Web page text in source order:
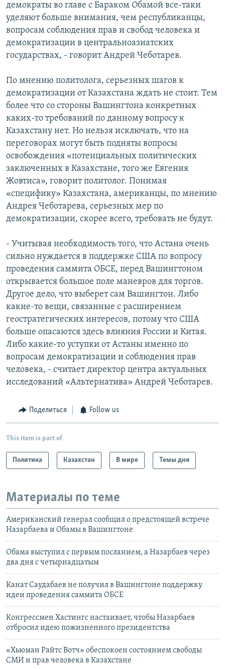
демократы во главе с Бараком Обамой все-таки
уделяют больше внимания, чем республиканцы,
вопросам соблюдения прав и свобод человека и
демократизации в центральноазиатских
государствах, - говорит Андрей Чеботарев.
По мнению политолога, серьезных шагов к
демократизации от Казахстана ждать не стоит. Тем
более что со стороны Вашингтона конкретных
каких-то требований по данному вопросу к
Казахстану нет. Но нельзя исключать, что на
переговорах могут быть подняты вопросы
освобождения «потенциальных политических
заключенных в Казахстане, того же Евгения
Жовтиса», говорит политолог. Понимая
«специфику» Казахстана, американцы, по мнению
Андрея Чеботарева, серьезных мер по
демократизации, скорее всего, требовать не будут.
- Учитывая необходимость того, что Астана очень
сильно нуждается в поддержке США по вопросу
проведения саммита ОБСЕ, перед Вашингтоном
открывается большое поле маневров для торгов.
Другое дело, что выберет сам Вашингтон. Либо
какие-то вещи, связанные с расширением
геостратегических интересов, потому что США
больше опасаются здесь влияния России и Китая.
Либо какие-то уступки от Астаны именно по
вопросам демократизации и соблюдения прав
человека, - считает директор центра актуальных
исследований «Альтернатива» Андрей Чеботарев.
Поделиться Follow us
This item is part of
Политика Казахстан В мире Темы дня
Материалы по теме
Американский генерал сообщил о предстоящей встрече
Назарбаева и Обамы в Вашингтоне
Обама выступил с первым посланием, а Назарбаев через
два дня с четырнадцатым
Канат Саудабаев не получил в Вашингтоне поддержку
идеи проведения саммита ОБСЕ
Конгрессмен Хастингс настаивает, чтобы Назарбаев
отбросил идею пожизненного президентства
«Хьюман Райтс Вотч» обеспокоен состоянием свободы
СМИ и прав человека в Казахстане